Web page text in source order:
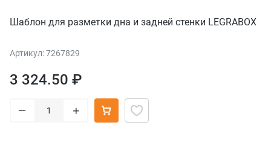
Шаблон для разметки дна и задней стенки LEGRABOX
Артикул: 7267829
3 324.50 ₽
– +